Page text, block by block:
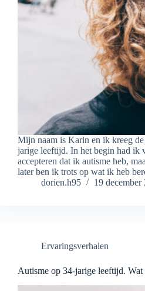
Mijn naam is Karin en ik kreeg
jarige leeftijd. In het begin had ik
accepteren dat ik autisme heb,
later ben ik trots op wat ik heb
dorien.h95
19 december
Ervaringsverhalen
Autisme op 34-jarige leeftijd. Wat